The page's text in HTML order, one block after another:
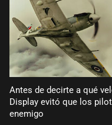
Antes de decirte a qué
Display evitó que los
enemigo